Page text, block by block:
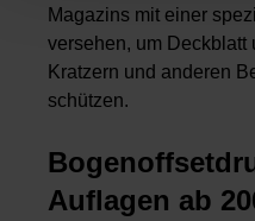
Magazins mit einer
versehen, um Deckblatt
Kratzern und anderen
schützen.
Auflagen ab